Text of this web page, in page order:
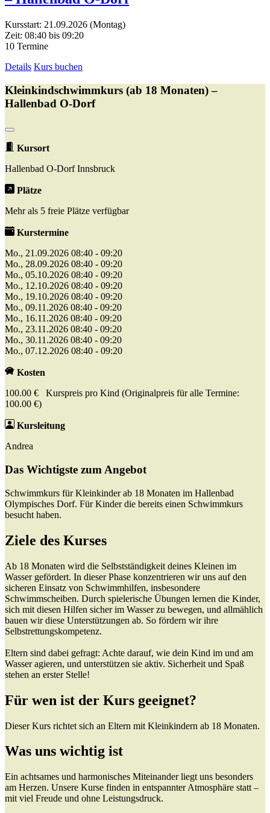
Kursstart: 21.09.2026 (Montag)
Zeit: 08:40 bis 09:20
10 Termine
Details Kurs buchen
Kleinkindschwimmkurs (ab 18 Monaten) –
Hallenbad O-Dorf
Kursort
Hallenbad O-Dorf Innsbruck
Plätze
Mehr als 5 freie Plätze verfügbar
Kurstermine
Mo., 21.09.2026 08:40 - 09:20
Mo., 28.09.2026 08:40 - 09:20
Mo., 05.10.2026 08:40 - 09:20
Mo., 12.10.2026 08:40 - 09:20
Mo., 19.10.2026 08:40 - 09:20
Mo., 09.11.2026 08:40 - 09:20
Mo., 16.11.2026 08:40 - 09:20
Mo., 23.11.2026 08:40 - 09:20
Mo., 30.11.2026 08:40 - 09:20
Mo., 07.12.2026 08:40 - 09:20
Kosten
100.00 € Kurspreis pro Kind (Originalpreis für alle Termine:
100.00 €)
Kursleitung
Andrea
Das Wichtigste zum Angebot
Schwimmkurs für Kleinkinder ab 18 Monaten im Hallenbad
Olympisches Dorf. Für Kinder die bereits einen Schwimmkurs
besucht haben.
Ziele des Kurses
Ab 18 Monaten wird die Selbstständigkeit deines Kleinen im
Wasser gefördert. In dieser Phase konzentrieren wir uns auf den
sicheren Einsatz von Schwimmhilfen, insbesondere
Schwimmscheiben. Durch spielerische Übungen lernen die Kinder,
sich mit diesen Hilfen sicher im Wasser zu bewegen, und allmählich
bauen wir diese Unterstützungen ab. So fördern wir ihre
Selbstrettungskompetenz.
Eltern sind dabei gefragt: Achte darauf, wie dein Kind im und am
Wasser agieren, und unterstützen sie aktiv. Sicherheit und Spaß
stehen an erster Stelle!
Für wen ist der Kurs geeignet?
Dieser Kurs richtet sich an Eltern mit Kleinkindern ab 18 Monaten.
Was uns wichtig ist
Ein achtsames und harmonisches Miteinander liegt uns besonders
am Herzen. Unsere Kurse finden in entspannter Atmosphäre statt –
mit viel Freude und ohne Leistungsdruck.